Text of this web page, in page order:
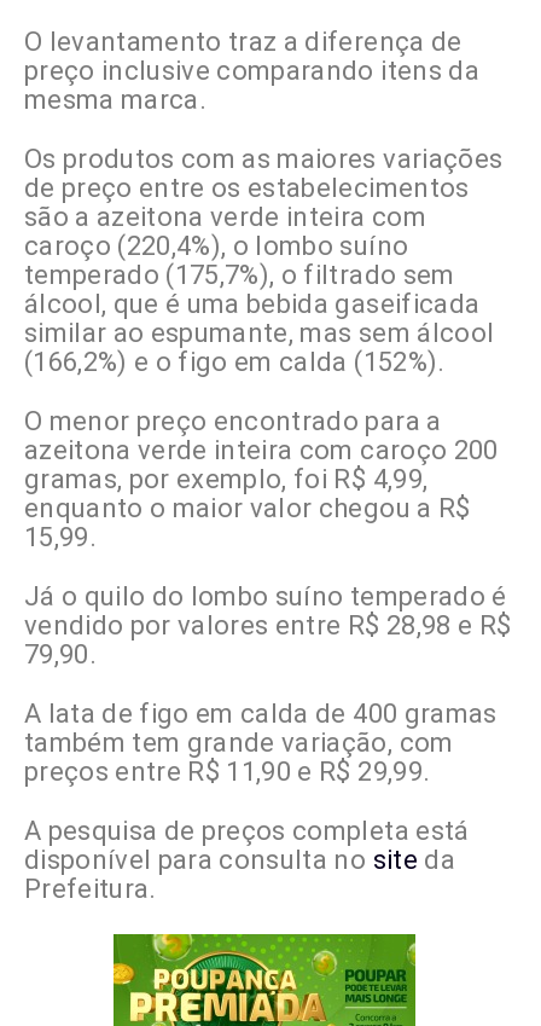
O levantamento traz a diferença de
preço inclusive comparando itens da
mesma marca.
Os produtos com as maiores variações
de preço entre os estabelecimentos
são a azeitona verde inteira com
caroço (220,4%), o lombo suíno
temperado (175,7%), o filtrado sem
álcool, que é uma bebida gaseificada
similar ao espumante, mas sem álcool
(166,2%) e o figo em calda (152%).
O menor preço encontrado para a
azeitona verde inteira com caroço 200
gramas, por exemplo, foi R$ 4,99,
enquanto o maior valor chegou a R$
15,99.
Já o quilo do lombo suíno temperado é
vendido por valores entre R$ 28,98 e R$
79,90.
A lata de figo em calda de 400 gramas
também tem grande variação, com
preços entre R$ 11,90 e R$ 29,99.
A pesquisa de preços completa está
disponível para consulta no site da
Prefeitura.